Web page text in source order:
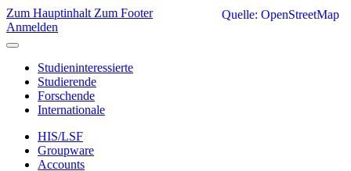
Zum Hauptinhalt Zum Footer
Anmelden
Studieninteressierte
Studierende
Forschende
Internationale
HIS/LSF
Groupware
Accounts
Quelle: OpenStreetMap